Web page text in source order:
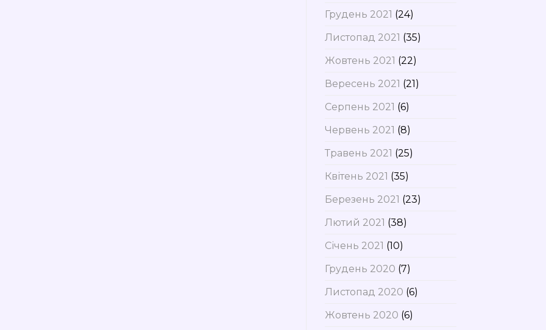
Грудень 2021 (24)
Листопад 2021 (35)
Жовтень 2021 (22)
Вересень 2021 (21)
Серпень 2021 (6)
Червень 2021 (8)
Травень 2021 (25)
Квітень 2021 (35)
Березень 2021 (23)
Лютий 2021 (38)
Січень 2021 (10)
Грудень 2020 (7)
Листопад 2020 (6)
Жовтень 2020 (6)